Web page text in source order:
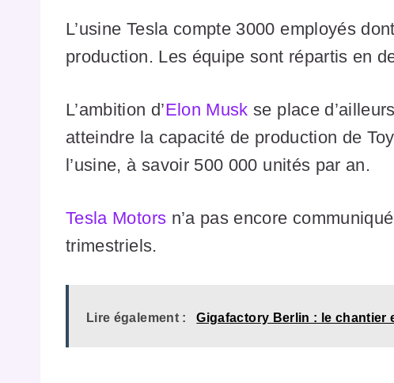
L’usine Tesla compte 3000 employés
production. Les équipe sont répartis en
L’ambition d’Elon Musk se place
atteindre la capacité de production de
l’usine, à savoir 500 000 unités par an.
Tesla Motors n’a pas encore
trimestriels.
Lire également : Gigafactory Berlin : le chantier